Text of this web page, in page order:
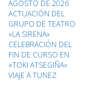
AGOSTO DE 2026
ACTUACIÓN DEL
GRUPO DE TEATRO
«LA SIRENA»
CELEBRACIÓN DEL
FIN DE CURSO EN
«TOKI ATSEGIÑA»
VIAJE A TUNEZ